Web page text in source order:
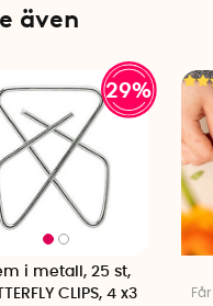
även
29%
i metall, 25 st,
CLIPS, 4 x3